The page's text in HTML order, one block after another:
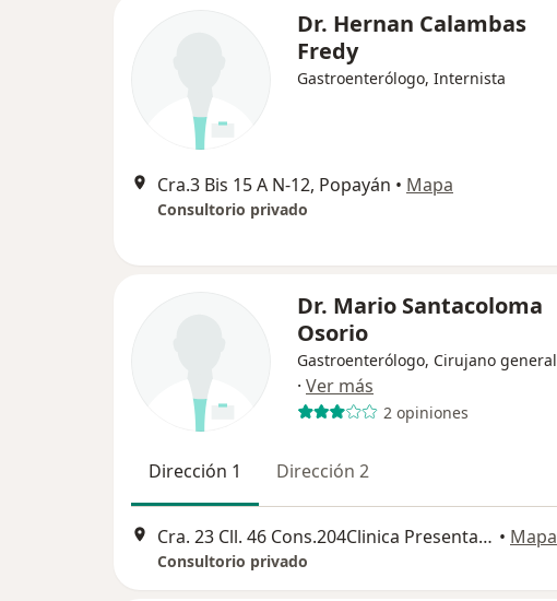
Dr. Hernan Calambas
Fredy
Gastroenterólogo, Internista
Cra.3 Bis 15 A N-12, Popayán • Mapa
Consultorio privado
Dr. Mario Santacoloma
Osorio
Gastroenterólogo, Cirujano general
· Ver más
2 opiniones
Dirección 1 Dirección 2
Cra. 23 Cll. 46 Cons.204Clinica Presentacion, Manizales • Mapa
Consultorio privado